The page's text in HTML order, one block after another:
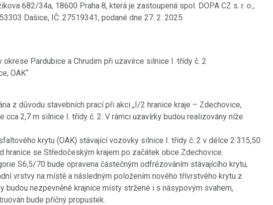
682/34a, 18600 Praha 8, která je zastoupená spol. DOPA CZ s. r. o.,
Dašice, IČ: 27519341, podané dne 27. 2. 2025
okrese Pardubice a Chrudim při uzavírce silnice I. třídy č. 2
OAK“
z důvodu stavebních prací při akci „I/2 hranice kraje – Zdechovice,
cca 2,7 m silnice I. třídy č. 2. V rámci uzavírky budou realizovány níže
krytu (OAK) stávající vozovky silnice I. třídy č. 2 v délce 2 315,50
hranice se Středočeským krajem po začátek obce Zdechovice.
S6,5/70 bude opravena částečným odfrézováním stávajícího krytu,
vrstvy na místě a následným položením nového třívrstvého krytu z
budou nezpevněné krajnice místy stržené i s násypovým svahem,
bude příčný propustek.